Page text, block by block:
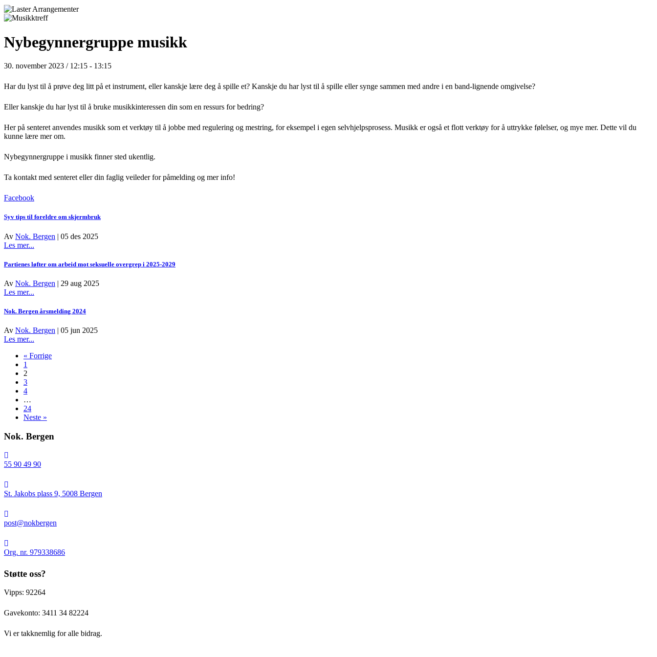
Nybegynnergruppe musikk
30. november 2023 / 12:15 - 13:15
Har du lyst til å prøve deg litt på et instrument, eller kanskje lære deg å spille et? Kanskje du har lyst til å spille eller synge sammen med andre i en band-lignende omgivelse?
Eller kanskje du har lyst til å bruke musikkinteressen din som en ressurs for bedring?
Her på senteret anvendes musikk som et verktøy til å jobbe med regulering og mestring, for eksempel i egen selvhjelpsprosess. Musikk er også et flott verktøy for å uttrykke følelser, og mye mer. Dette vil du
kunne lære mer om.
Nybegynnergruppe i musikk finner sted ukentlig.
Ta kontakt med senteret eller din faglig veileder for påmelding og mer info!
Facebook
Syv tips til foreldre om skjermbruk
Av Nok. Bergen | 05 des 2025
Les mer...
tips
foreldre
om
skjermbruk
Partienes løfter om arbeid mot seksuelle overgrep i 2025-2029
Av Nok. Bergen | 29 aug 2025
Les mer...
løfter
arbeid
mot
seksuelle
overgrep
i
Nok. Bergen årsmelding 2024
Av Nok. Bergen | 05 jun 2025
Les mer...
Bergen
« Forrige
1
2
3
4
…
24
Neste »
Nok. Bergen
55 90 49 90
Jakobs
5008
Bergen
St. Jakobs plass 9, 5008 Bergen
post@nokbergen
nr.
Org. nr. 979338686
Støtte oss?
Vipps: 92264
Gavekonto: 3411 34 82224
Vi er takknemlig for alle bidrag.